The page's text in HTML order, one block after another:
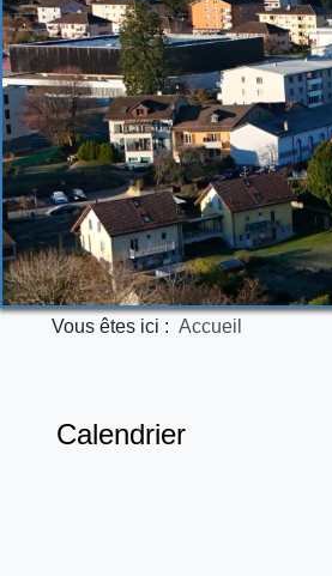
Vous êtes ici : Accueil
Calendrier